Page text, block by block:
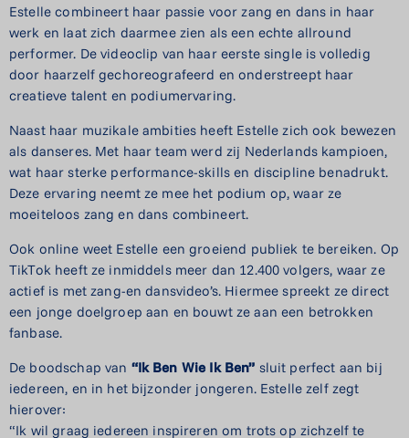
Estelle combineert haar passie voor zang en dans in haar
werk en laat zich daarmee zien als een echte allround
performer. De videoclip van haar eerste single is volledig
door haarzelf gechoreografeerd en onderstreept haar
creatieve talent en podiumervaring.
Naast haar muzikale ambities heeft Estelle zich ook bewezen
als danseres. Met haar team werd zij Nederlands kampioen,
wat haar sterke performance-skills en discipline benadrukt.
Deze ervaring neemt ze mee het podium op, waar ze
moeiteloos zang en dans combineert.
Ook online weet Estelle een groeiend publiek te bereiken. Op
TikTok heeft ze inmiddels meer dan 12.400 volgers, waar ze
actief is met zang-en dansvideo’s. Hiermee spreekt ze direct
een jonge doelgroep aan en bouwt ze aan een betrokken
fanbase.
De boodschap van “Ik Ben Wie Ik Ben” sluit perfect aan bij
iedereen, en in het bijzonder jongeren. Estelle zelf zegt
hierover:
“Ik wil graag iedereen inspireren om trots op zichzelf te